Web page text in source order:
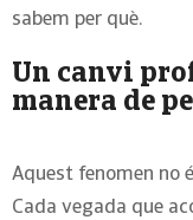
sabem per què.
Un canvi
manera de
Aquest fenomen no
Cada vegada que